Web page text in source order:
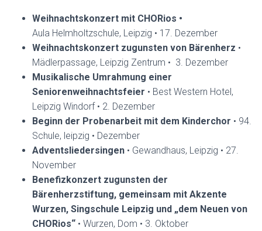
Weihnachtskonzert mit CHORios •
Aula Helmholtzschule, Leipzig • 17. Dezember
Weihnachtskonzert zugunsten von Bärenherz •
Mädlerpassage, Leipzig Zentrum • 3. Dezember
Musikalische Umrahmung einer
Seniorenweihnachtsfeier • Best Western Hotel,
Leipzig Windorf • 2. Dezember
Beginn der Probenarbeit mit dem Kinderchor • 94.
Schule, leipzig • Dezember
Adventsliedersingen • Gewandhaus, Leipzig • 27.
November
Benefizkonzert zugunsten der
Bärenherzstiftung, gemeinsam mit Akzente
Wurzen, Singschule Leipzig und „dem Neuen von
CHORios“ • Wurzen, Dom • 3. Oktober